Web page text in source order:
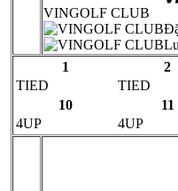
VINGOLF CLUB
1
2
TIED
TIED
10
11
4UP
4UP